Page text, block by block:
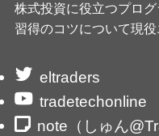
株式投資に役立つプロ
習得のコツについて現
eltraders
tradetechonline
note（しゅん